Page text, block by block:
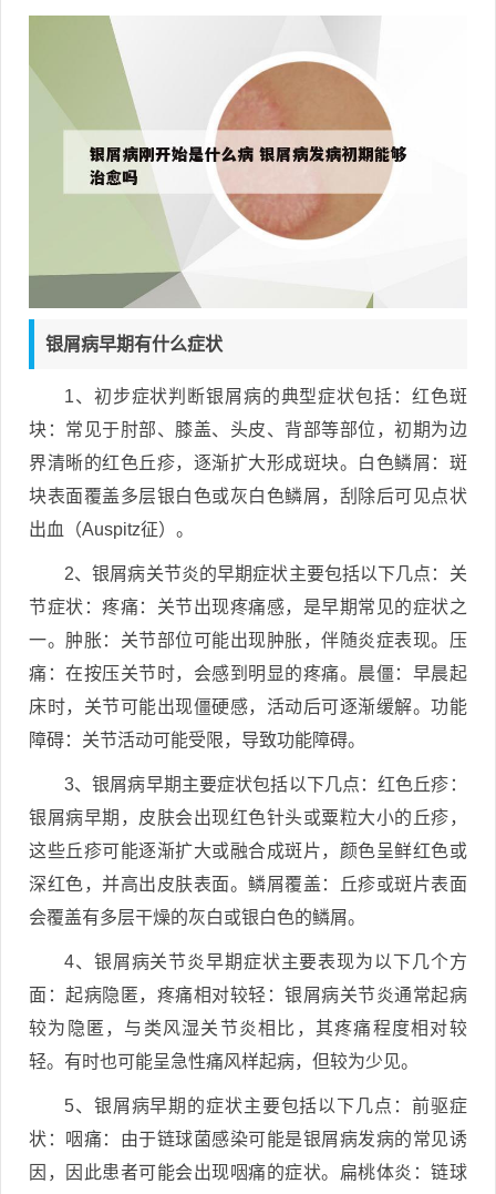
银屑病早期有什么症状
1、初步症状判断银屑病的典型症状包括：红色斑
块：常见于肘部、膝盖、头皮、背部等部位，初期为边
界清晰的红色丘疹，逐渐扩大形成斑块。白色鳞屑：斑
块表面覆盖多层银白色或灰白色鳞屑，刮除后可见点状
出血（Auspitz征）。
2、银屑病关节炎的早期症状主要包括以下几点：关
节症状：疼痛：关节出现疼痛感，是早期常见的症状之
一。肿胀：关节部位可能出现肿胀，伴随炎症表现。压
痛：在按压关节时，会感到明显的疼痛。晨僵：早晨起
床时，关节可能出现僵硬感，活动后可逐渐缓解。功能
障碍：关节活动可能受限，导致功能障碍。
3、银屑病早期主要症状包括以下几点：红色丘疹：
银屑病早期，皮肤会出现红色针头或粟粒大小的丘疹，
这些丘疹可能逐渐扩大或融合成斑片，颜色呈鲜红色或
深红色，并高出皮肤表面。鳞屑覆盖：丘疹或斑片表面
会覆盖有多层干燥的灰白或银白色的鳞屑。
4、银屑病关节炎早期症状主要表现为以下几个方
面：起病隐匿，疼痛相对较轻：银屑病关节炎通常起病
较为隐匿，与类风湿关节炎相比，其疼痛程度相对较
轻。有时也可能呈急性痛风样起病，但较为少见。
5、银屑病早期的症状主要包括以下几点：前驱症
状：咽痛：由于链球菌感染可能是银屑病发病的常见诱
因，因此患者可能会出现咽痛的症状。扁桃体炎：链球